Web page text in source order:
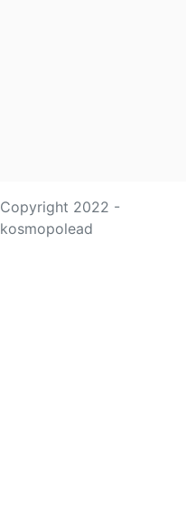
Copyright 2022 -
kosmopolead